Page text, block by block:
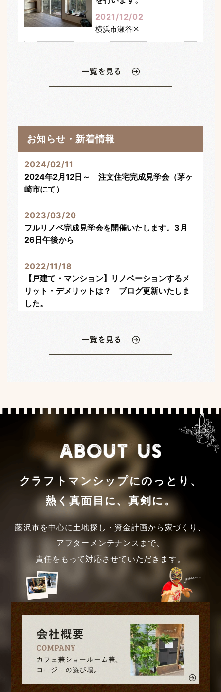
2021/12/02
横浜市瀬谷区
（土）完成見学会（茅ヶ崎
1月18･19日（土日）海老
名市完成見学会開催しま
す！
海老名市内
お知らせ・新着情報
2024/02/11
2024年2月12日～ 注文住宅完成見学会（茅ヶ
崎市にて）
2023/03/20
フルリノベ完成見学会を開催いたします。3月
26日午後から
2022/11/18
【戸建て・マンション】リノベーションするメ
リット・デメリットは？ ブログ更新いたしま
した。
ホームページを公開しました！
クラフトマンシップにのっとり、
熱く真面目に、真剣に。
藤沢市を中心に土地探し・資金計画から家づくり、
アフターメンテナンスまで、
責任をもって対応させていただきます。